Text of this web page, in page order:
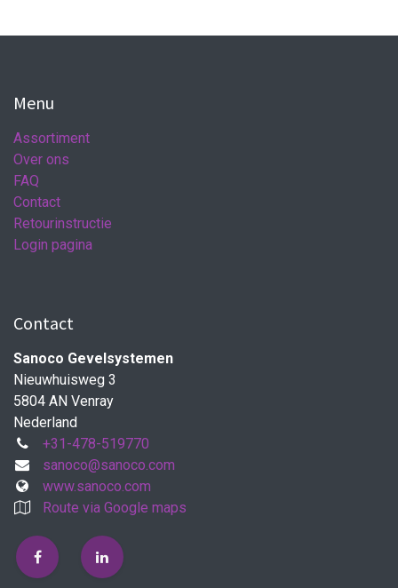
Menu
Assortiment
Over ons
FAQ
Contact
Retourinstructie
Login pagina
Contact
Sanoco Gevelsystemen
Nieuwhuisweg 3
5804 AN Venray
Nederland
+31-478-519770
sanoco@sanoco.com
www.sanoco.com
Route via Google maps